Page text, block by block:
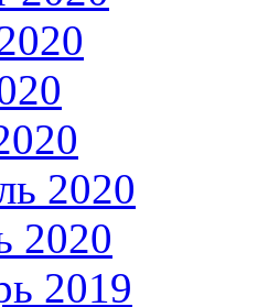
2020
2020
2019